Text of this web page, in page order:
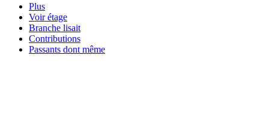
Plus
Voir étage
Branche lisait
Contributions
Passants dont même